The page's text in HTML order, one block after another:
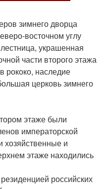
зимнего дворца
восточном углу
украшенная
части второго этажа
рококо, наследие
церковь зимнего
этаже были
императорской
и
этаже находились
российских